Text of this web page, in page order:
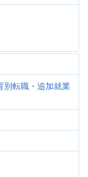
別転職・追加就業